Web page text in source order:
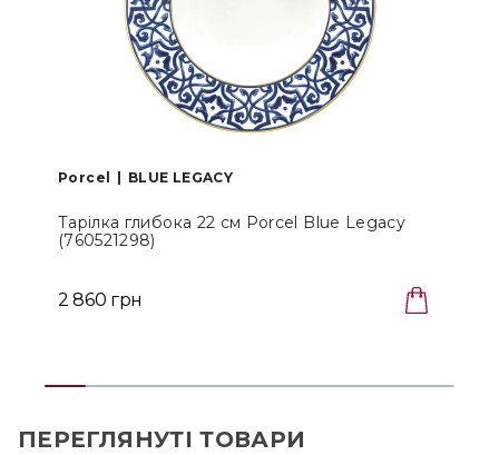
Porcel BLUE LEGACY
Тарілка глибока 22 см Porcel Blue Legacy
(760521298)
2 860 грн
ПЕРЕГЛЯНУТІ ТОВАРИ